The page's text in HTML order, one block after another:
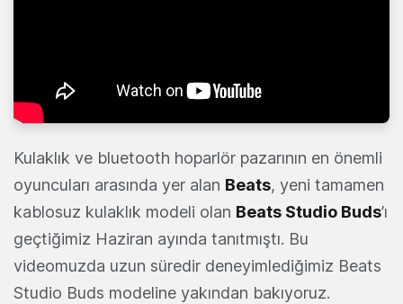
Kulaklık ve bluetooth hoparlör pazarının en önemli
oyuncuları arasında yer alan Beats, yeni tamamen
kablosuz kulaklık modeli olan Beats Studio Buds’ı
geçtiğimiz Haziran ayında tanıtmıştı. Bu
videomuzda uzun süredir deneyimlediğimiz Beats
Studio Buds modeline yakından bakıyoruz.